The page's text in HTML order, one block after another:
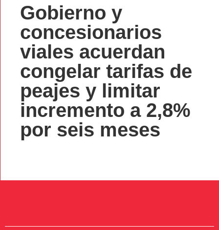
Gobierno y
concesionarios
viales acuerdan
congelar tarifas de
peajes y limitar
incremento a 2,8%
por seis meses